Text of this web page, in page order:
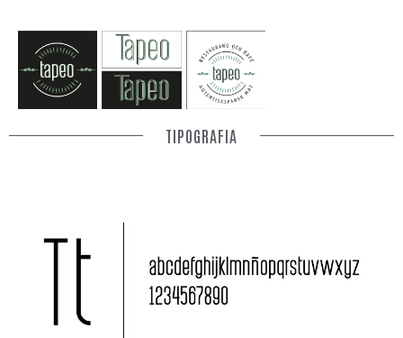
TIPOGRAFIA